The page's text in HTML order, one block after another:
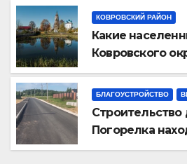
КОВРОВСКИЙ РАЙОН
Какие
Ковровского
принимают
«Самая
БЛАГОУСТРОЙСТВО
Погорелка
завершающем